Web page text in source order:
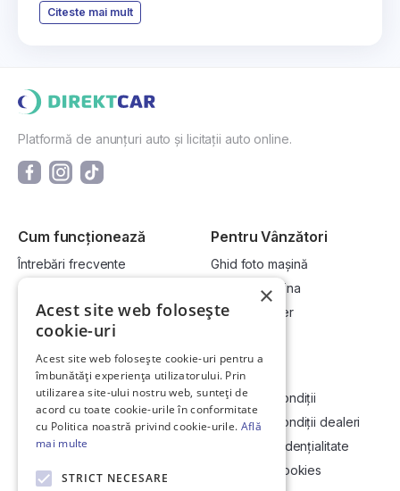
Citeste mai mult
Platformă de anunțuri auto și licitații auto online.
Cum funcționează
Întrebări frecvente
Cum vând la licitație?
Pentru Vânzători
Ghid foto mașină
Vinde-ți mașina
Devino dealer
Link-uri utile
Informații utile vizionare
Contact
Soluționarea Online a litigiilor
ANCP
Compania
Termeni și condiții
Termeni și condiții dealeri
Politică confidențialitate
Politica de cookies
×
Acest site web folosește
cookie-uri
Acest site web folosește cookie-uri pentru a
îmbunătăți experiența utilizatorului. Prin
utilizarea site-ului nostru web, sunteți de
acord cu toate cookie-urile în conformitate
cu Politica noastră privind cookie-urile. Află
mai multe
STRICT NECESARE